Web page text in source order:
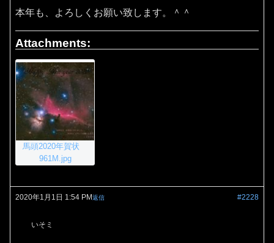
本年も、よろしくお願い致します。＾＾
Attachments:
馬頭2020年賀状
961M.jpg
2020年1月1日 1:54 PM #2228
返信
いそミ